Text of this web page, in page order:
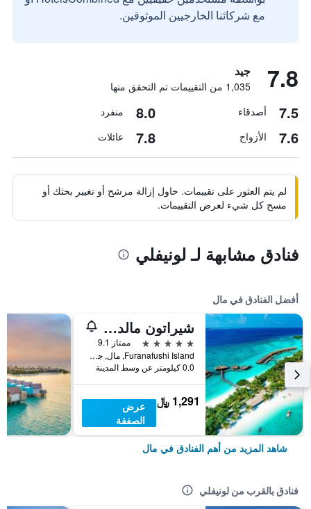
مع شركائنا الخارجيين الموثوقين.
7.8 جيد
1,035 من التقييمات تم التحقق منها
7.5 أصدقاء 8.0 منفرد
7.6 الأزواج 7.8 عائلات
لم يتم العثور على تقييمات. حاول إزالة مرشح أو تغيير بحثك أو
مسح كل شيء لعرض التقييمات.
فنادق مشابهة لـ لونيفلي
أفضل الفنادق في مال
شيراتون مالديف فول موون ريزورت آند سبا
5 نجوم
ممتاز 9.1
Furanafushi Island, مال, جزر المالديف
0.0 كيلومتر عن وسط المدينة
1,291 ﷼
عرض
الصفقة
شاهد المزيد من أهم الفنادق في مال
فنادق بالقرب من لونيفلي